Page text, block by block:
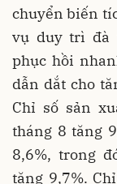
chuyển biến
vụ duy trì đà
phục hồi
dẫn dắt cho
Chỉ số sản
tháng 8 tăng
8,6%, trong
tăng 9,7%.